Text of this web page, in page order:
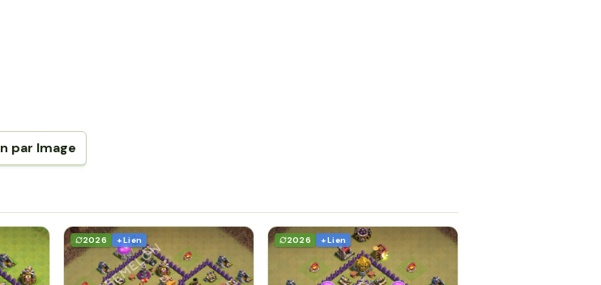
par Image
2026 + Lien 2026 + Lien